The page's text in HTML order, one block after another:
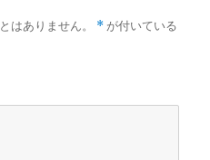
はありません。 * が付いている